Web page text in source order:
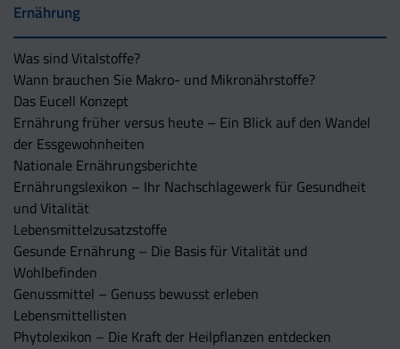
Ernährung
Was sind Vitalstoffe?
Wann brauchen Sie Makro- und Mikronährstoffe?
Das Eucell Konzept
Ernährung früher versus heute – Ein Blick auf den Wandel
der Essgewohnheiten
Nationale Ernährungsberichte
Ernährungslexikon – Ihr Nachschlagewerk für Gesundheit
und Vitalität
Lebensmittelzusatzstoffe
Gesunde Ernährung – Die Basis für Vitalität und
Wohlbefinden
Genussmittel – Genuss bewusst erleben
Lebensmittellisten
Phytolexikon – Die Kraft der Heilpflanzen entdecken